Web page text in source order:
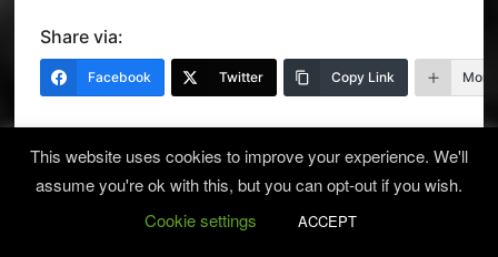
Share via:
Facebook Twitter Copy Link More
FILED UNDER:HISTORI
TAGGED WITH:
FOTAQ ANDREA
This website uses cookies to improve your experience. We'll
assume you're ok with this, but you can opt-out if you wish.
Cookie settings
ACCEPT